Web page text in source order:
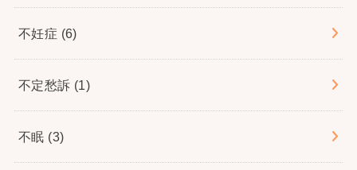
不妊症 (6)
不定愁訴 (1)
不眠 (3)